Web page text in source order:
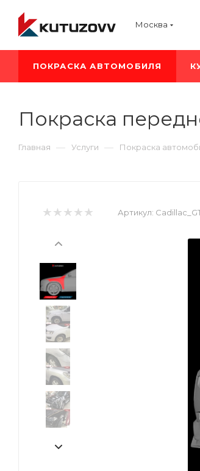
Москва
ПОКРАСКА АВТОМОБИЛЯ
Покраска
Главная — Услуги — Покраска
Артикул: